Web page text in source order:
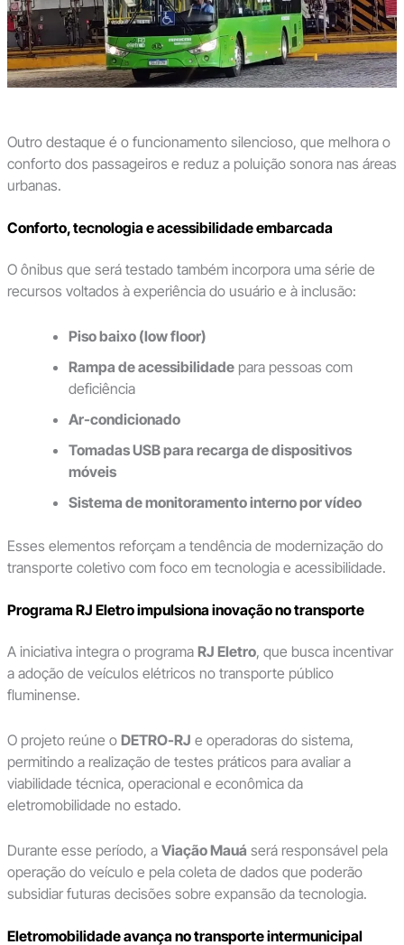
Outro destaque é o funcionamento silencioso, que melhora o
conforto dos passageiros e reduz a poluição sonora nas áreas
urbanas.
Conforto, tecnologia e acessibilidade embarcada
O ônibus que será testado também incorpora uma série de
recursos voltados à experiência do usuário e à inclusão:
Piso baixo (low floor)
Rampa de acessibilidadepara pessoas com
deficiência
Ar-condicionado
Tomadas USB para recarga de dispositivos
móveis
Sistema de monitoramento interno por vídeo
Esses elementos reforçam a tendência de modernização do
transporte coletivo com foco em tecnologia e acessibilidade.
Programa RJ Eletro impulsiona inovação no transporte
A iniciativa integra o programa RJ Eletro, que busca incentivar
a adoção de veículos elétricos no transporte público
fluminense.
O projeto reúne o DETRO-RJ e operadoras do sistema,
permitindo a realização de testes práticos para avaliar a
viabilidade técnica, operacional e econômica da
eletromobilidade no estado.
Durante esse período, a Viação Mauá será responsável pela
operação do veículo e pela coleta de dados que poderão
subsidiar futuras decisões sobre expansão da tecnologia.
Eletromobilidade avança no transporte intermunicipal